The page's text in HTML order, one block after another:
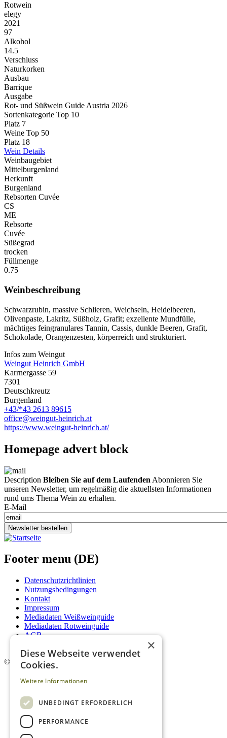
Rotwein
elegy
2021
97
Alkohol
14.5
Verschluss
Naturkorken
Ausbau
Barrique
Ausgabe
Rot- und Süßwein Guide Austria 2026
Sortenkategorie Top 10
Platz 7
Weine Top 50
Platz 18
Wein Details
Weinbaugebiet
Mittelburgenland
Herkunft
Burgenland
Rebsorten Cuvée
CS
ME
Rebsorte
Cuvée
Süßegrad
trocken
Füllmenge
0.75
Weinbeschreibung
Schwarzrubin, massive Schlieren, Weichseln, Heidelbeeren,
Olivenpaste, Lakritz, Süßholz, Grafit; exzellente Mundfülle,
mächtiges feingranulares Tannin, Cassis, dunkle Beeren, Grafit,
Schokolade, Orangenzesten, körperreich und strukturiert.
Infos zum Weingut
Weingut Heinrich GmbH
Karrnergasse 59
7301
Deutschkreutz
Burgenland
+43/*43 2613 89615
office@weingut-heinrich.at
https://www.weingut-heinrich.at/
Homepage advert block
Description Bleiben Sie auf dem Laufenden Abonnieren Sie
unseren Newsletter, um regelmäßig die aktuellsten Informationen
rund ums Thema Wein zu erhalten.
E-Mail
Newsletter bestellen
Footer menu (DE)
Datenschutzrichtlinien
Nutzungsbedingungen
Kontakt
Impressum
Mediadaten Weißweinguide
Mediadaten Rotweinguide
AGB
© 2026. Alle Rechte vorbehalten.
×
Diese Webseite verwendet
Cookies.
Weitere Informationen
UNBEDINGT ERFORDERLICH
PERFORMANCE